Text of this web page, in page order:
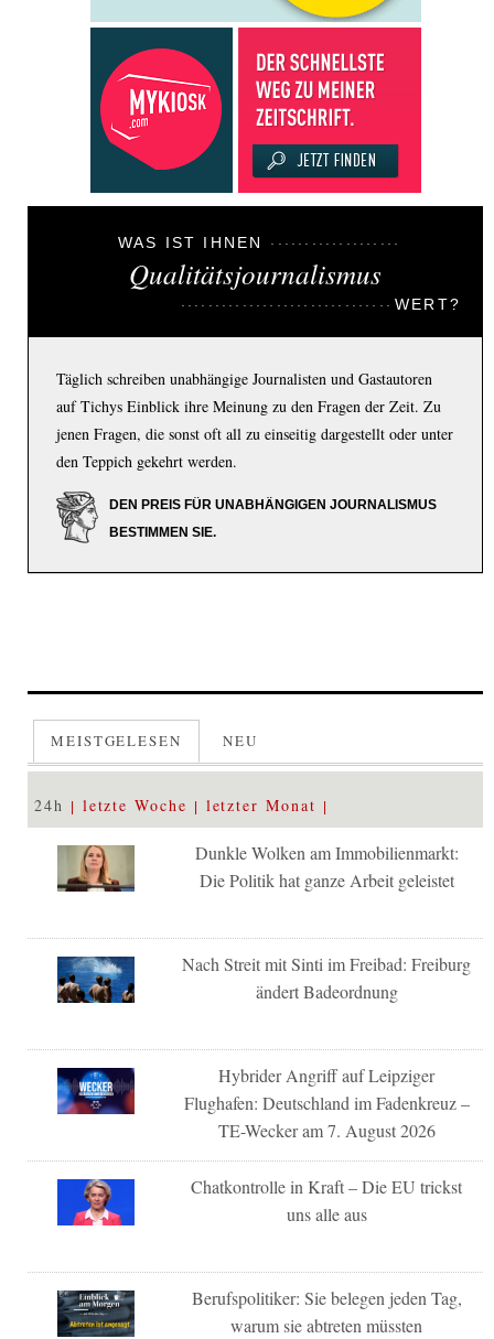
WAS IST IHNEN
Qualitätsjournalismus
WERT?
Täglich schreiben unabhängige Journalisten und Gastautoren
auf Tichys Einblick ihre Meinung zu den Fragen der Zeit. Zu
jenen Fragen, die sonst oft all zu einseitig dargestellt oder unter
den Teppich gekehrt werden.
DEN PREIS FÜR UNABHÄNGIGEN JOURNALISMUS
BESTIMMEN SIE.
MEISTGELESEN NEU
24h letzte Woche letzter Monat
Dunkle Wolken am Immobilienmarkt:
Die Politik hat ganze Arbeit geleistet
Nach Streit mit Sinti im Freibad: Freiburg
ändert Badeordnung
Hybrider Angriff auf Leipziger
Flughafen: Deutschland im Fadenkreuz –
TE-Wecker am 7. August 2026
Chatkontrolle in Kraft – Die EU trickst
uns alle aus
Berufspolitiker: Sie belegen jeden Tag,
warum sie abtreten müssten